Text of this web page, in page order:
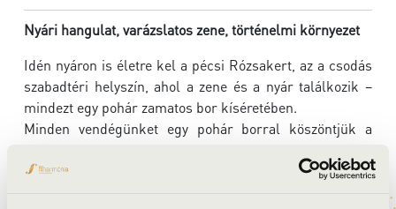
Nyári hangulat, varázslatos zene, történelmi környezet
Idén nyáron is életre kel a pécsi Rózsakert, az a csodás
szabadtéri helyszín, ahol a zene és a nyár találkozik –
mindezt egy pohár zamatos bor kíséretében.
Minden vendégünket egy pohár borral köszöntjük a
A nyári sorozat együttműködő partnere a BOCK